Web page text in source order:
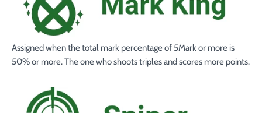
Assigned when the total mark percentage of 5Markor more is
50%or more. The one who shoots triples and scores more points.